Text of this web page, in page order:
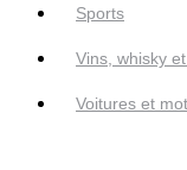
Sports
Vins, whisky
Voitures et